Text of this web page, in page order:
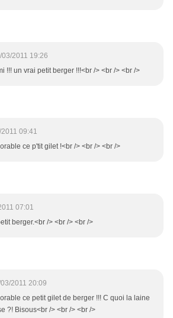
03/2011 19:26
!!! un vrai petit berger !!!<br /> <br /> <br />
09:41
ce p'tit gilet !<br /> <br /> <br />
07:01
berger.<br /> <br /> <br />
2011 20:09
ce petit gilet de berger !!! C quoi la laine
?! Bisous<br /> <br /> <br />